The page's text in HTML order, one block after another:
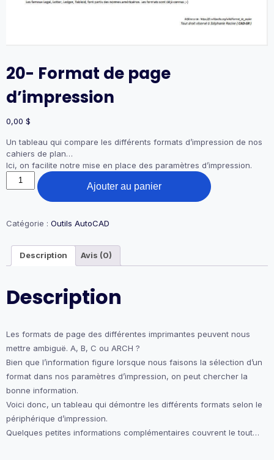
20- Format de page
d’impression
0,00 $
Un tableau qui compare les différents formats d’impression de nos
cahiers de plan…
Ici, on facilite notre mise en place des paramètres d’impression.
quantité
de
de
d'impression
Ajouter au panier
Catégorie : Outils AutoCAD
Description Avis (0)
Description
Les formats de page des différentes imprimantes peuvent nous
mettre ambiguë. A, B, C ou ARCH ?
Bien que l’information figure lorsque nous faisons la sélection d’un
format dans nos paramètres d’impression, on peut chercher la
bonne information.
Voici donc, un tableau qui démontre les différents formats selon le
périphérique d’impression.
Quelques petites informations complémentaires couvrent le tout…